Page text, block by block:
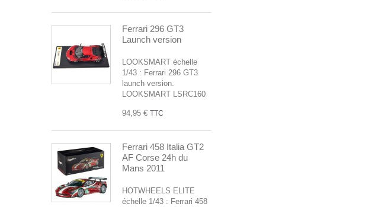
Ferrari 296 GT3
Launch version
LOOKSMART échelle
1/43 : Ferrari 296 GT3
launch version.
LOOKSMART LSRC160
94,95 € TTC
Ferrari 458 Italia GT2
AF Corse 24h du
Mans 2011
HOTWHEELS ELITE
échelle 1/43 : Ferrari 458